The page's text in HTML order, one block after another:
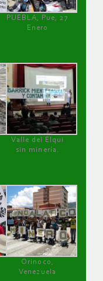
PUEBLA, Pue, 27
Enero
Valle del Elqui
sin minería.
Orinoco,
Venezuela